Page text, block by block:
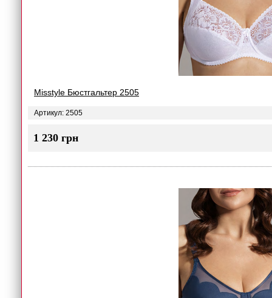
Misstyle Бюстгальтер 2505
Артикул: 2505
1 230 грн